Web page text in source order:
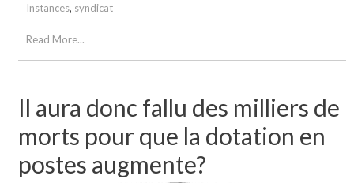
Instances, syndicat
Read More...
Il aura donc fallu des milliers de
morts pour que la dotation en
postes augmente?